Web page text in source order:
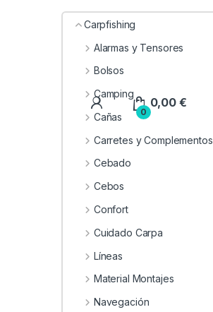
0
0,00 €
Carpfishing
Alarmas y Tensores
Bolsos
Camping
Cañas
Carretes y Complementos
Cebado
Cebos
Confort
Cuidado Carpa
Líneas
Material Montajes
Navegación